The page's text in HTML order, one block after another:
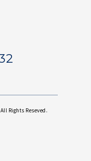
Rights Reseved.